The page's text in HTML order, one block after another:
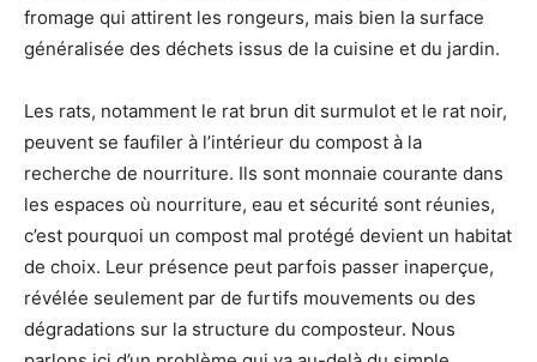
fromage qui attirent les rongeurs, mais bien la surface
généralisée des déchets issus de la cuisine et du jardin.
Les rats, notamment le rat brun dit surmulot et le rat noir,
peuvent se faufiler à l’intérieur du compost à la
recherche de nourriture. Ils sont monnaie courante dans
les espaces où nourriture, eau et sécurité sont réunies,
c’est pourquoi un compost mal protégé devient un habitat
de choix. Leur présence peut parfois passer inaperçue,
révélée seulement par de furtifs mouvements ou des
dégradations sur la structure du composteur. Nous